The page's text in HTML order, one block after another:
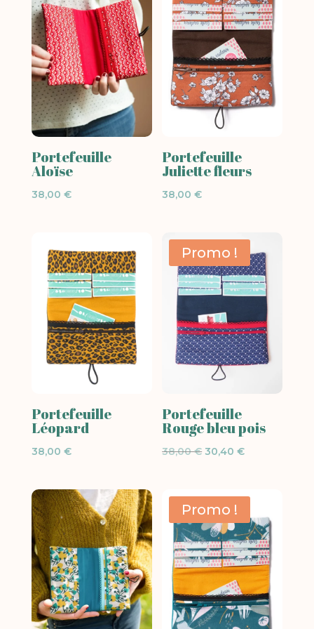
Portefeuille
Aloïse
38,00 €
Portefeuille
Juliette fleurs
38,00€
Portefeuille
Léopard
38,00 €
Promo !
Portefeuille
Rouge bleu pois
38,00€ Le
était :
38,00 €.
30,40€Le
30,40 €.
Promo !